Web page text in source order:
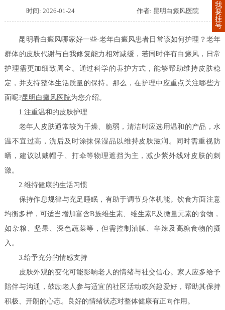
时间: 2026-01-24 作者: 昆明白癜风医院
昆明看白癜风哪家好一些-老年白癜风患者日常该如何护理？老年
群体的皮肤代谢与自我修复能力相对减缓，若同时伴有白癜风，日常
护理需更加细致周全。通过科学的养护方式，能够帮助维持皮肤稳
定，并支持整体生活质量的保持。那么，在护理中应重点关注哪些方
面呢?昆明白癜风医院为您介绍。
1.注重温和的皮肤护理
老年人皮肤通常较为干燥、脆弱，清洁时应选用温和的产品，水
温不宜过高，洗后及时涂抹保湿品以维持皮肤滋润。同时需重视防
晒，建议以戴帽子、打伞等物理遮挡为主，减少紫外线对皮肤的刺
激。
2.维持健康的生活习惯
保持作息规律与充足睡眠，有助于调节身体机能。饮食方面注意
均衡多样，可适当增加富含B族维生素、维生素E及微量元素的食物，
如杂粮、坚果、深色蔬菜等，但需控制油腻、辛辣及高糖食物的摄
入。
3.给予充分的情感支持
皮肤外观的变化可能影响老人的情绪与社交信心。家人应多给予
陪伴与沟通，鼓励老人参与适宜的社区活动或兴趣爱好，帮助其保持
积极、开朗的心态。良好的情绪状态对整体健康有正向作用。
我
要
挂
号